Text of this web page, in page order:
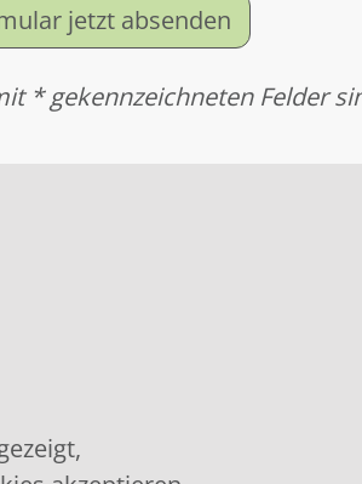
jetzt absenden
* gekennzeichneten Felder